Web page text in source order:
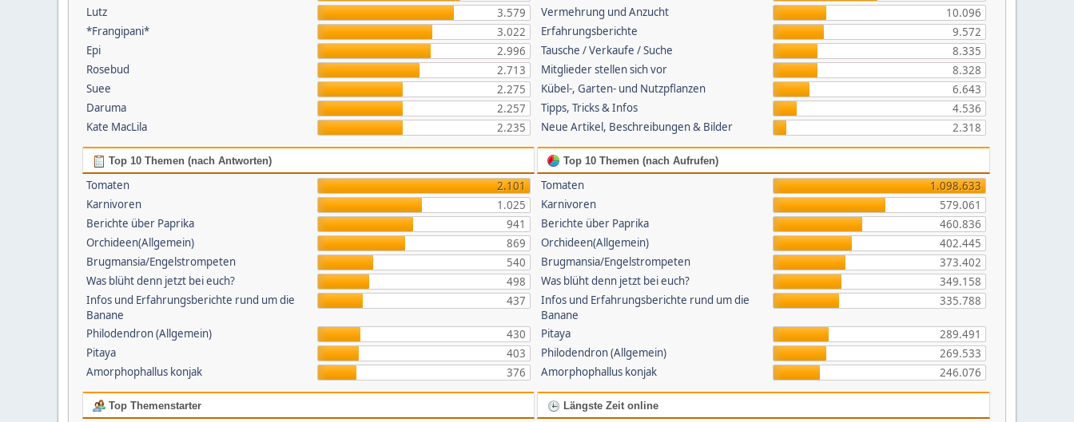
Lutz
3.579
*Frangipani*
3.022
Epi
2.996
Rosebud
2.713
Suee
2.275
Daruma
2.257
Kate MacLila
2.235
Vermehrung und Anzucht
10.096
Erfahrungsberichte
9.572
Tausche / Verkaufe / Suche
8.335
Mitglieder stellen sich vor
8.328
Kübel-, Garten- und Nutzpflanzen
6.643
Tipps, Tricks & Infos
4.536
Neue Artikel, Beschreibungen & Bilder
2.318
Top 10 Themen (nach Antworten)
Tomaten
2.101
Karnivoren
1.025
Berichte über Paprika
941
Orchideen(Allgemein)
869
Brugmansia/Engelstrompeten
540
Was blüht denn jetzt bei euch?
498
Infos und Erfahrungsberichte rund um die
Banane
437
Philodendron (Allgemein)
430
Pitaya
403
Amorphophallus konjak
376
Top 10 Themen (nach Aufrufen)
Tomaten
1.098.633
Karnivoren
579.061
Berichte über Paprika
460.836
Orchideen(Allgemein)
402.445
Brugmansia/Engelstrompeten
373.402
Was blüht denn jetzt bei euch?
349.158
Infos und Erfahrungsberichte rund um die
Banane
335.788
Pitaya
289.491
Philodendron (Allgemein)
269.533
Amorphophallus konjak
246.076
Top Themenstarter Längste Zeit online